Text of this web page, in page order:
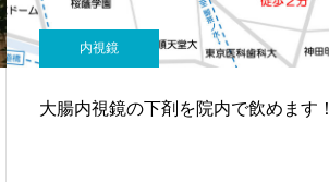
内視鏡
大腸内視鏡の下剤を院内で飲めます！